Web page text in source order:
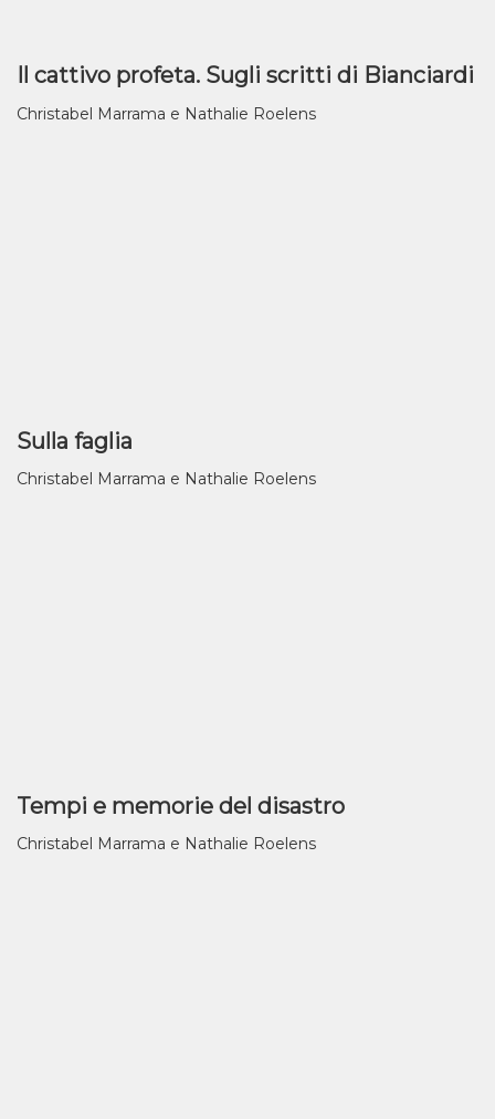
Il cattivo profeta. Sugli scritti di Bianciardi
Christabel Marrama e Nathalie Roelens
Sulla faglia
Christabel Marrama e Nathalie Roelens
Tempi e memorie del disastro
Christabel Marrama e Nathalie Roelens